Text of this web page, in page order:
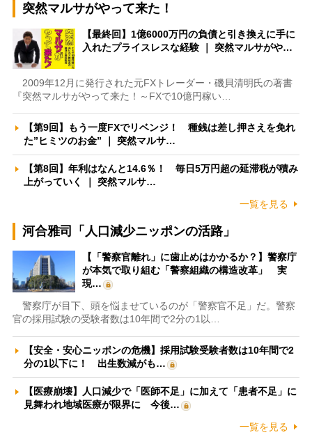
突然マルサがやって来た！
【最終回】1億6000万円の負債と引き換えに手に
入れたプライスレスな経験 ｜ 突然マルサがや…
2009年12月に発行された元FXトレーダー・磯貝清明氏の著書
『突然マルサがやって来た！～FXで10億円稼い…
【第9回】もう一度FXでリベンジ！ 種銭は差し押さえを免れ
た”ヒミツのお金” ｜ 突然マルサ…
【第8回】年利はなんと14.6％！ 毎日5万円超の延滞税が積み
上がっていく ｜ 突然マルサ…
一覧を見る
河合雅司「人口減少ニッポンの活路」
【「警察官離れ」に歯止めはかかるか？】警察庁
が本気で取り組む「警察組織の構造改革」 実
現…
警察庁が目下、頭を悩ませているのが「警察官不足」だ。警察
官の採用試験の受験者数は10年間で2分の1以…
【安全・安心ニッポンの危機】採用試験受験者数は10年間で2
分の1以下に！ 出生数減がも…
【医療崩壊】人口減少で「医師不足」に加えて「患者不足」に
見舞われ地域医療が限界に 今後…
一覧を見る